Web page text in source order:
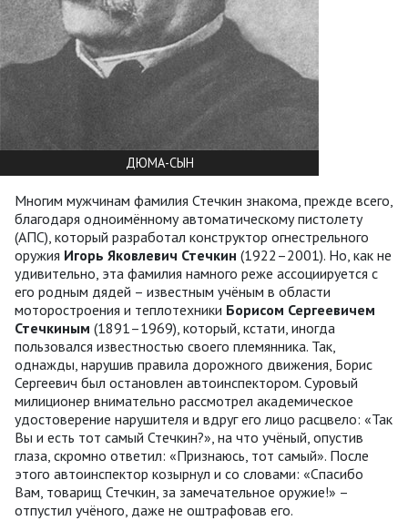
ДЮМА-СЫН
Многим мужчинам фамилия Стечкин знакома, прежде всего,
благодаря одноимённому автоматическому пистолету
(АПС), который разработал конструктор огнестрельного
оружия Игорь Яковлевич Стечкин (1922–2001). Но, как не
удивительно, эта фамилия намного реже ассоциируется с
его родным дядей – известным учёным в области
моторостроения и теплотехники Борисом Сергеевичем
Стечкиным (1891–1969), который, кстати, иногда
пользовался известностью своего племянника. Так,
однажды, нарушив правила дорожного движения, Борис
Сергеевич был остановлен автоинспектором. Суровый
милиционер внимательно рассмотрел академическое
удостоверение нарушителя и вдруг его лицо расцвело: «Так
Вы и есть тот самый Стечкин?», на что учёный, опустив
глаза, скромно ответил: «Признаюсь, тот самый». После
этого автоинспектор козырнул и со словами: «Спасибо
Вам, товарищ Стечкин, за замечательное оружие!» –
отпустил учёного, даже не оштрафовав его.